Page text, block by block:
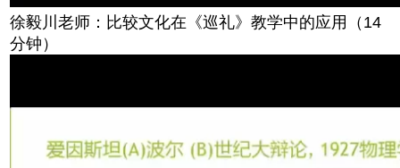
徐毅川老师：比较文化在《巡礼》教学中的应用（14
分钟）